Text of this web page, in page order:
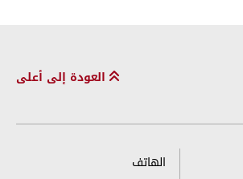
العودة إلى أعلى
الهاتف